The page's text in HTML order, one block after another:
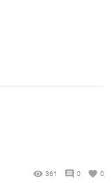
361 0 0